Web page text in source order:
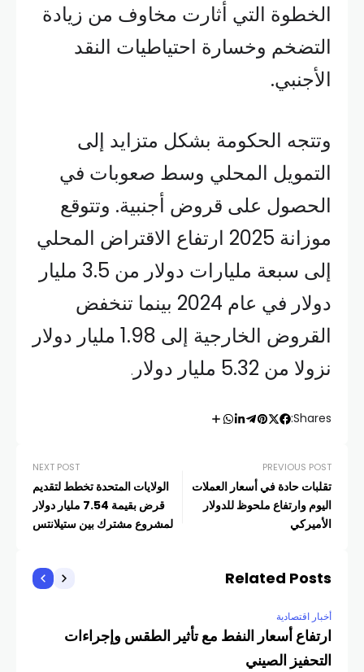
الخطوة التي أثارت مخاوف من زيادة
التضخم وخسارة احتياطيات النقد
الأجنبي.
وتتجه الحكومة بشكل متزايد إلى
التمويل المحلي وسط صعوبات في
الحصول على قروض أجنبية. وتتوقع
موزانة 2025 ارتفاع الاقتراض المحلي
إلى سبعة مليارات دولار من 3.5 مليار
دولار في عام 2024 بينما تنخفض
القروض الخارجية إلى 1.98 مليار دولار
نزولا من 5.32 مليار دولار
.
Shares:
PREVIOUS POST
تقلبات حادة في أسعار العملات
اليوم وارتفاع ملحوظ للدولار
الأميركي
NEXT POST
الولايات المتحدة تخطط لتقديم
قرض بقيمة 7.54 مليار دولار
لمشروع مشترك بين ستيلانتس
Related Posts
أخبار اقتصادية
ارتفاع أسعار النفط مع تأثير الطقس وإجراءات
التحفيز الصيني